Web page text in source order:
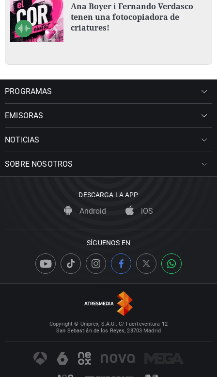
Ana Boyer i Fernando Verdasco
tenen una fotocopiadora de
criatures!
PROGRAMAS
EMISORAS
NOTICIAS
SOBRE NOSOTROS
DESCARGA LA APP
Android iOS
SÍGUENOS EN
Copyright © Uniprex, S.A.U., C/ Fuerteventura 12
San Sebastián de los Reyes, 28703 Madrid